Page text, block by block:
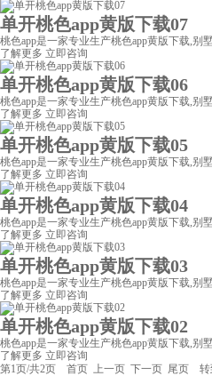
单开桃色app黄版下载07
桃色app是一家专业生产桃色app黄版下载,别
了解更多 立即咨询
单开桃色app黄版下载06
桃色app是一家专业生产桃色app黄版下载,别
了解更多 立即咨询
单开桃色app黄版下载05
桃色app是一家专业生产桃色app黄版下载,别
了解更多 立即咨询
单开桃色app黄版下载04
桃色app是一家专业生产桃色app黄版下载,别
了解更多 立即咨询
单开桃色app黄版下载03
桃色app是一家专业生产桃色app黄版下载,别
了解更多 立即咨询
单开桃色app黄版下载02
桃色app是一家专业生产桃色app黄版下载,别
了解更多 立即咨询
第1页/共2页 首页 上一页 下一页 尾页 转